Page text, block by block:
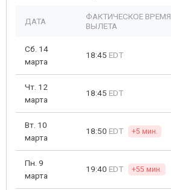
ДАТА
ФАКТИЧЕСКОЕ ВРЕМЯ
ВЫЛЕТА
Сб. 14
марта
18:45 EDT
Чт. 12
марта
18:45 EDT
Вт. 10
марта
18:50 EDT +5 мин.
Пн. 9
марта
19:40 EDT +55 мин.